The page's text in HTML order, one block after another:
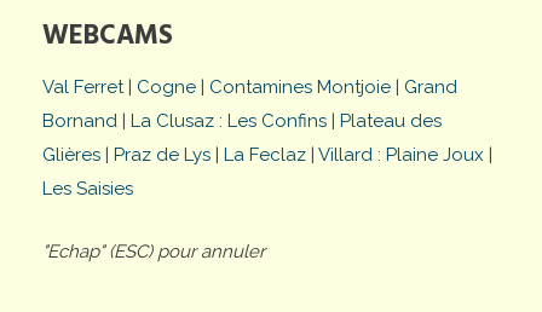
WEBCAMS
Val Ferret| Cogne | Contamines Montjoie | Grand
Bornand | La Clusaz : Les Confins | Plateau des
Glières | Praz de Lys | La Feclaz | Villard : Plaine Joux |
Les Saisies
"Echap" (ESC) pour annuler